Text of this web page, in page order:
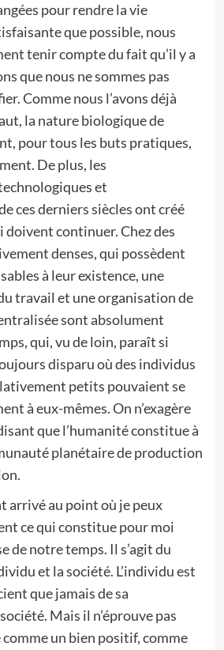
pour rendre la vie
que possible, nous
tenir compte du fait qu’il y a
que nous ne sommes pas
Comme nous l’avons déjà
la nature biologique de
pour tous les buts pratiques,
De plus, les
et
ces derniers siècles ont créé
doivent continuer. Chez des
denses, qui possèdent
à leur existence, une
travail et une organisation de
sont absolument
qui, vu de loin, paraît si
disparu où des individus
petits pouvaient se
à eux-mêmes. On n’exagère
que l’humanité constitue à
planétaire de production
arrivé au point où je peux
ce qui constitue pour moi
de notre temps. Il s’agit du
et la société. L’individu est
que jamais de sa
Mais il n’éprouve pas
un bien positif, comme